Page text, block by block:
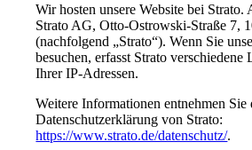
Wir hosten unsere Website bei Strato.
Strato AG, Otto-Ostrowski-Straße 7,
(nachfolgend „Strato“). Wenn Sie
besuchen, erfasst Strato
Ihrer IP-Adressen.
Weitere Informationen entnehmen Sie
Datenschutzerklärung von Strato:
https://www.strato.de/datenschutz/.